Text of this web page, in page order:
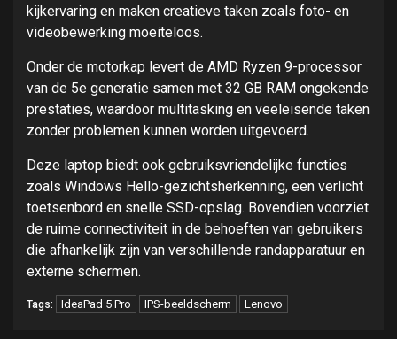
kijkervaring en maken creatieve taken zoals foto- en
videobewerking moeiteloos.
Onder de motorkap levert de AMD Ryzen 9-processor
van de 5e generatie samen met 32 GB RAM ongekende
prestaties, waardoor multitasking en veeleisende taken
zonder problemen kunnen worden uitgevoerd.
Deze laptop biedt ook gebruiksvriendelijke functies
zoals Windows Hello-gezichtsherkenning, een verlicht
toetsenbord en snelle SSD-opslag. Bovendien voorziet
de ruime connectiviteit in de behoeften van gebruikers
die afhankelijk zijn van verschillende randapparatuur en
externe schermen.
Tags: IdeaPad 5 Pro IPS-beeldscherm Lenovo